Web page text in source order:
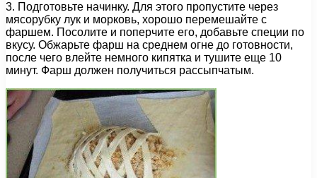
3. Подготовьте начинку. Для этого пропустите через
мясорубку лук и морковь, хорошо перемешайте с
фаршем. Посолите и поперчите его, добавьте специи по
вкусу. Обжарьте фарш на среднем огне до готовности,
после чего влейте немного кипятка и тушите еще 10
минут. Фарш должен получиться рассыпчатым.